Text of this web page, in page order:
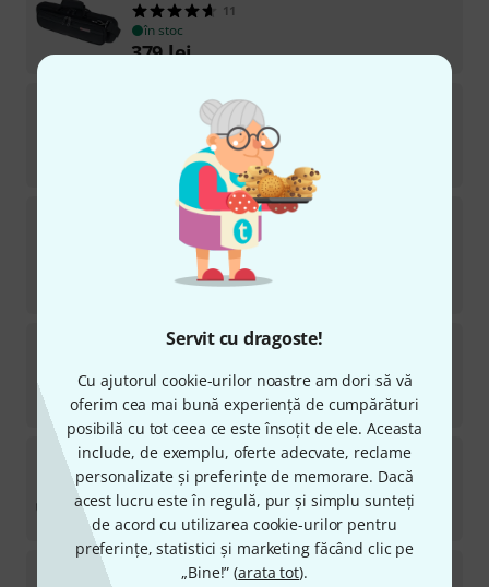
Servit cu dragoste!
Cu ajutorul cookie-urilor noastre am dori să vă
oferim cea mai bună experiență de cumpărături
posibilă cu tot ceea ce este însoțit de ele. Aceasta
include, de exemplu, oferte adecvate, reclame
personalizate și preferințe de memorare. Dacă
acest lucru este în regulă, pur și simplu sunteți
de acord cu utilizarea cookie-urilor pentru
preferințe, statistici și marketing făcând clic pe
„Bine!” (arata tot).
11
în stoc
379lei
PB304SOPWL Double Case
28
lei
A221ZIP MP Pouch Trumpet 4 pcs
94
TOP SELLER
lei
ProtecTrumpet Valve Guard
în stoc
99lei
ProtecLX307Lux ProPac Clari. German
24
în stoc
733 lei
PL-252 Bassoon Case